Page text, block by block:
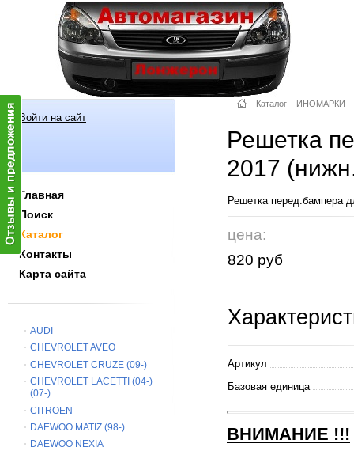
Войти на сайт
Главная
Поиск
Каталог
Контакты
Карта сайта
AUDI
CHEVROLET AVEO
CHEVROLET CRUZE (09-)
CHEVROLET LACETTI (04-)
(07-)
CITROEN
DAEWOO MATIZ (98-)
DAEWOO NEXIA
– Каталог – ИНОМАРКИ –
Решетка
2017
Решетка перед.бампера
цена:
820 руб
Артикул
Базовая единица
ВНИМАНИЕ !!!